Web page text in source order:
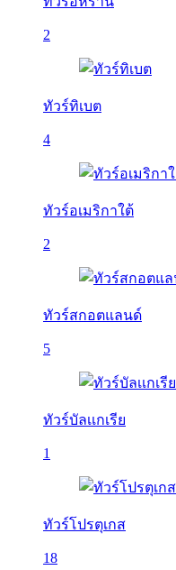
2
ทัวร์ทิเบต
4
ทัวร์อเมริกาใต้
2
ทัวร์สกอตแลนด์
5
ทัวร์บัลเเกเรีย
1
ทัวร์โปรตุเกส
18